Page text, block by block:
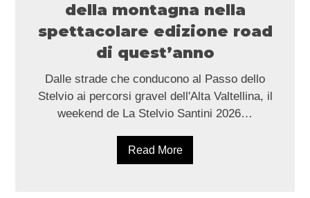
della montagna nella
spettacolare edizione road
di quest’anno
Dalle strade che conducono al Passo dello
Stelvio ai percorsi gravel dell'Alta Valtellina, il
weekend de La Stelvio Santini 2026…
Read More